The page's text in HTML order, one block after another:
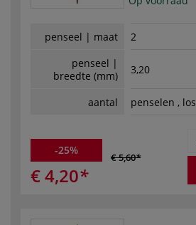
penseel | maat
2
penseel |
breedte (mm)
3,20
aantal penselen , los
-25%
€ 5,60
€ 4,20